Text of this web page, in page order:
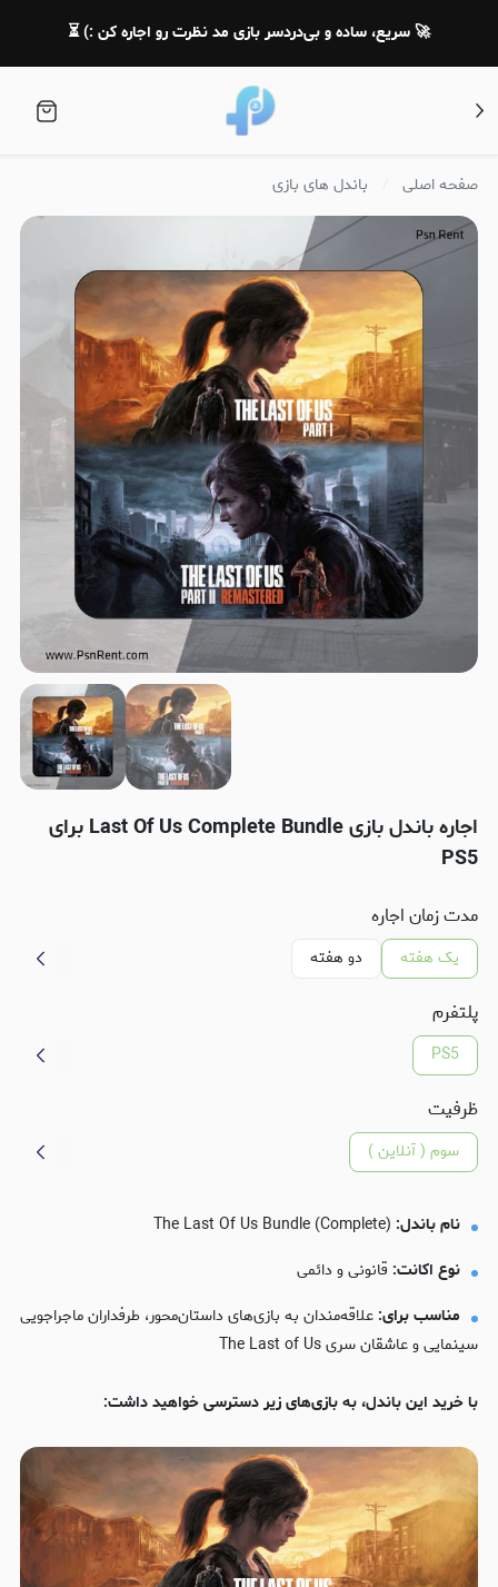
🚀 سریع، ساده و بی‌دردسر بازی مد نظرت رو اجاره کن :) ⏳
صفحه اصلی باندل های بازی
اجاره باندل بازی Last Of Us Complete Bundle برای
PS5
مدت زمان اجاره
یک هفته دو هفته
پلتفرم
PS5
ظرفیت
سوم ( آنلاین )
نام باندل:
نوع اکانت: قانونی و دائمی
مناسب برای: علاقه‌مندان به بازی‌های داستان‌محور، طرفداران ماجراجویی
سینمایی و عاشقان سری The Last of Us
با خرید این باندل، به بازی‌های زیر دسترسی خواهید داشت: